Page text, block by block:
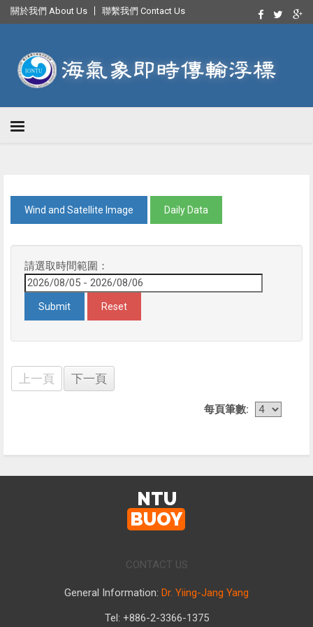
關於我們 About Us 聯繫我們 Contact Us
Wind and Satellite Image Daily Data
請選取時間範圍：
上一頁 下一頁
每頁筆數:
NTU
BUOY
CONTACT US
General Information: Dr. Yiing-Jang Yang
Tel: +886-2-3366-1375